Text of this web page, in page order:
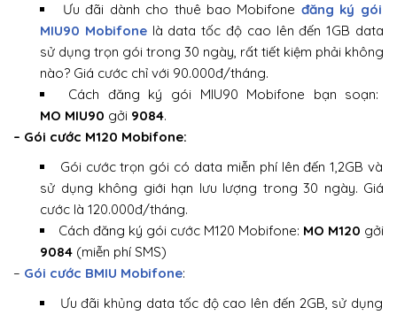
Ưu đãi dành cho thuê bao Mobifone đăng ký gói
MIU90 Mobifonelà data tốc độ cao lên đến 1GB data
sử dụng trọn gói trong 30 ngày, rất tiết kiệm phải không
nào? Giá cước chỉ với 90.000đ/tháng.
Cách đăng ký gói MIU90 Mobifone bạn soạn:
MO MIU90 gởi 9084.
– Gói cước M120 Mobifone:
Gói cước trọn gói có data miễn phí lên đến 1,2GB và
sử dụng không giới hạn lưu lượng trong 30 ngày. Giá
cước là 120.000đ/tháng.
Cách đăng ký gói cước M120 Mobifone: MO M120 gởi
9084 (miễn phí SMS)
– Gói cước BMIU Mobifone:
Ưu đãi khủng data tốc độ cao lên đến 2GB, sử dụng